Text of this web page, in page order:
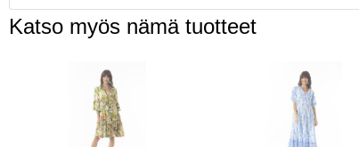
Katso myös nämä tuotteet